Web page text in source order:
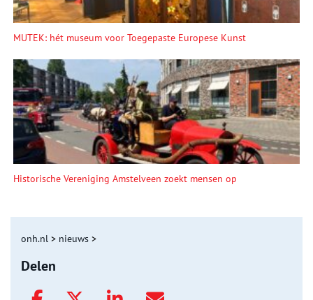
MUTEK: hét museum voor Toegepaste Europese Kunst
Historische Vereniging Amstelveen zoekt mensen op
onh.nl > nieuws >
Delen